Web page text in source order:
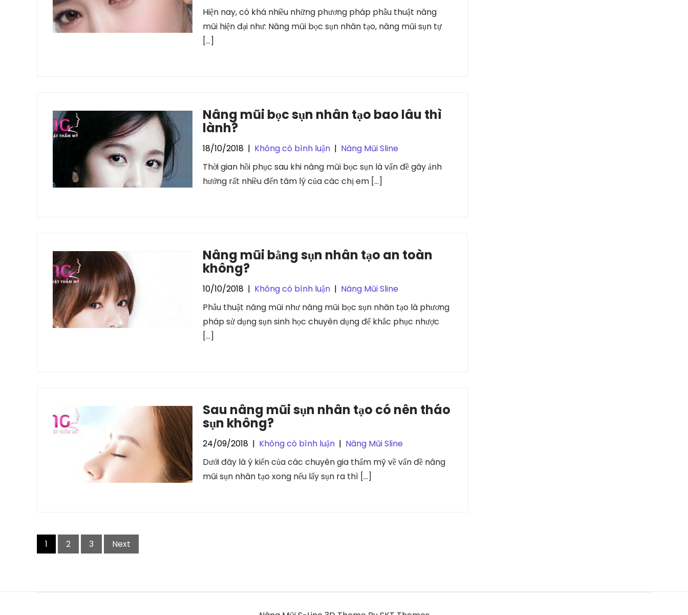
Hiện nay, có khá nhiều những phương pháp phẫu thuật nâng
mũi hiện đại như: Nâng mũi bọc sụn nhân tạo, nâng mũi sụn tự
[…]
Nâng mũi bọc sụn nhân tạo bao lâu thì
lành?
18/10/2018 | Không có bình luận | Nâng Mũi Sline
Thời gian hồi phục sau khi nâng mũi bọc sụn là vấn đề gây ảnh
hưởng rất nhiều đến tâm lý của các chị em […]
Nâng mũi bằng sụn nhân tạo an toàn
không?
10/10/2018 | Không có bình luận | Nâng Mũi Sline
Phẫu thuật nâng mũi như nâng mũi bọc sụn nhân tạo là phương
pháp sử dụng sụn sinh học chuyên dụng để khắc phục nhược
[…]
Sau nâng mũi sụn nhân tạo có nên tháo
sụn không?
24/09/2018 | Không có bình luận | Nâng Mũi Sline
Dưới đây là ý kiến của các chuyên gia thẩm mỹ về vấn đề nâng
mũi sụn nhân tạo xong nếu lấy sụn ra thì […]
Posts
navigation
1 2 3 Next